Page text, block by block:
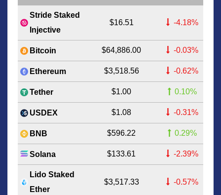
Stride Staked
Injective
$16.51 -4.18%
Bitcoin $64,886.00 -0.03%
Ethereum $3,518.56 -0.62%
Tether $1.00 0.10%
USDEX $1.08 -0.31%
BNB $596.22 0.29%
Solana $133.61 -2.39%
Lido Staked
Ether
$3,517.33 -0.57%